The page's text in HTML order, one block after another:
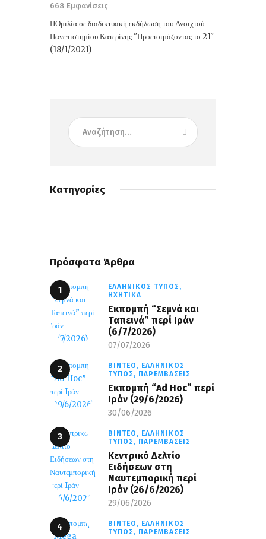
668 Εμφανίσεις
ΠΟμιλία σε διαδικτυακή εκδήλωση του Ανοιχτού
Πανεπιστημίου Κατερίνης "Προετοιμάζοντας το 21"
(18/1/2021)
Κατηγορίες
Πρόσφατα Άρθρα
ΕΛΛΗΝΙΚΌΣ ΤΎΠΟΣ,
ΗΧΗΤΙΚΆ
Εκπομπή “Σεμνά και
Ταπεινά” περί Ιράν
(6/7/2026)
07/07/2026
ΒΊΝΤΕΟ, ΕΛΛΗΝΙΚΌΣ
ΤΎΠΟΣ, ΠΑΡΕΜΒΆΣΕΙΣ
Εκπομπή “Ad Hoc” περί
Iράν (29/6/2026)
30/06/2026
ΒΊΝΤΕΟ, ΕΛΛΗΝΙΚΌΣ
ΤΎΠΟΣ, ΠΑΡΕΜΒΆΣΕΙΣ
Κεντρικό Δελτίο
Ειδήσεων στη
Ναυτεμπορική περί
Iράν (26/6/2026)
29/06/2026
ΒΊΝΤΕΟ, ΕΛΛΗΝΙΚΌΣ
ΤΎΠΟΣ, ΠΑΡΕΜΒΆΣΕΙΣ